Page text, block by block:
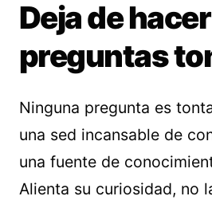
Deja de hacer
preguntas
Ninguna pregunta es
una sed incansable de
una fuente de
Alienta su curiosidad, no